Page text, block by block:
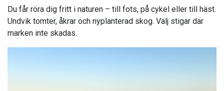
Du får röra dig fritt i naturen – till fots, på cykel eller till häst.
Undvik tomter, åkrar och nyplanterad skog. Välj stigar där
marken inte skadas.